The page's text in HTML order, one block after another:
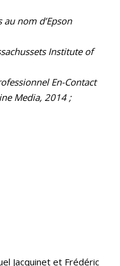
nom d’Epson
Institute of
En-Contact
Media, 2014 ;
Jacquinet et Frédéric